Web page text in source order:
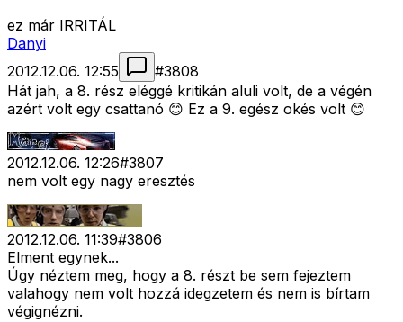
ez már IRRITÁL
Danyi
2012.12.06. 12:55
#3808
Hát jah, a 8. rész eléggé kritikán aluli volt, de a végén
azért volt egy csattanó 😊 Ez a 9. egész okés volt 😊
2012.12.06. 12:26#3807
nem volt egy nagy eresztés
2012.12.06. 11:39#3806
Elment egynek...
Úgy néztem meg, hogy a 8. részt be sem fejeztem
valahogy nem volt hozzá idegzetem és nem is bírtam
végignézni.